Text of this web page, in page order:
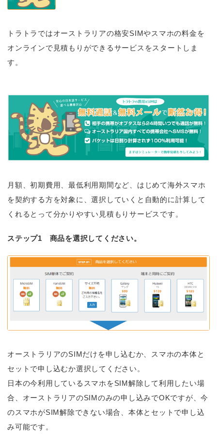
トラトラではオーストラリアの格安SIMやスマホの料金を
オンラインで見積もりができるサービスをスタートしま
す。
月額、初期費用、最低利用期間など、はじめて海外スマホ
を契約する方を対象に、選択していくと自動的に計算して
くれるとって分かりやすい見積もりサービスです。
ステップ1 商品を選択してください。
オーストラリアのSIMだけを申し込むか、スマホの本体と
セットで申し込むか選択してください。
日本の今利用しているスマホをSIM解除して利用したい場
合、オーストラリアのSIMのみの申し込みでOKですが、今
のスマホがSIM解除できない場合、本体とセットで申し込
み可能です。